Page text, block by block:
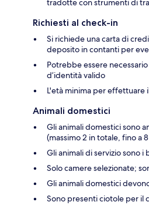
tradotte con strumenti di
Richiesti al check-in
Si richiede una carta di
deposito in contanti per
Potrebbe essere
d’identità valido
L'età minima per effettuare
Animali domestici
Gli animali domestici sono
(massimo 2 in totale, fino a
Gli animali di servizio sono i
Solo camere selezionate;
Gli animali domestici
Sono presenti ciotole per il